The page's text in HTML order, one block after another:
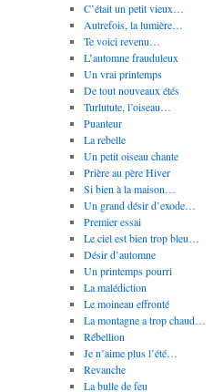
C’était un petit vieux…
Autrefois, la lumière…
Te voici revenu…
L’automne frauduleux
Un vrai printemps
De tout nouveaux étés
Turlutute, l’oiseau…
Puanteur
La rebelle
Un petit oiseau chante
Prière au père Hiver
Si bien à la maison…
Un grand désir d’exode…
Premier essai
Le ciel est bien trop bleu…
Désir d’automne
Un printemps pourri
La malédiction
Le moineau effronté
La montagne a trop chaud…
Rébellion
Je n’aime plus l’été…
Revanche
La bulle de feu